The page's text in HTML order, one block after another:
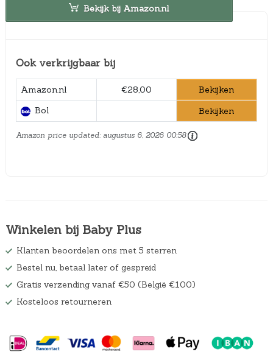
Bekijk bij Amazon.nl
Ook verkrijgbaar bij
Amazon.nl €28,00
Bekijken
Bol
Bekijken
Amazon price updated: augustus 6, 2026 00:58
Winkelen bij Baby Plus
Klanten beoordelen ons met 5 sterren
Bestel nu, betaal later of gespreid
Gratis verzending vanaf €50 (België €100)
Kosteloos retourneren